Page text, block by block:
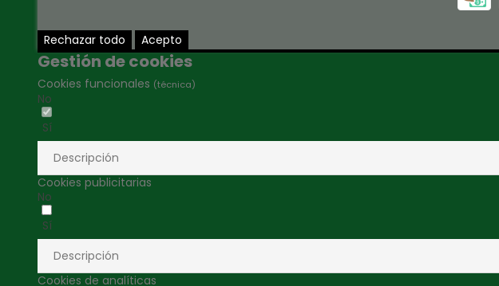
Rechazar todo Acepto
Gestión de cookies
Cookies funcionales (técnica)
No
Sí
Descripción
Cookies publicitarias
No
Sí
Descripción
Cookies de analíticas